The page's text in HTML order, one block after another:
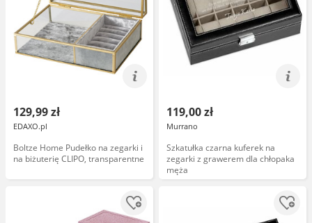
129,99 zł
EDAXO.pl
Boltze Home Pudełko na zegarki i
na biżuterię CLIPO, transparentne
119,00 zł
Murrano
Szkatułka czarna kuferek na
zegarki z grawerem dla chłopaka
męża